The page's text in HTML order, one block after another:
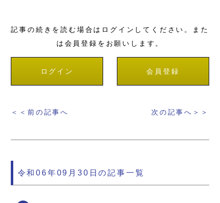
記事の続きを読む場合はログインしてください。また
は会員登録をお願いします。
ログイン 会員登録
＜＜前の記事へ 次の記事へ＞＞
令和06年09月30日の記事一覧